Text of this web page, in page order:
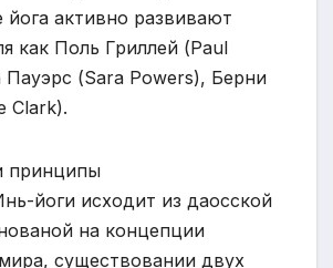
йога активно развивают
как Поль Гриллей (Paul
Пауэрс (Sara Powers), Берни
Clark).
принципы
йоги исходит из даосской
на концепции
существовании двух